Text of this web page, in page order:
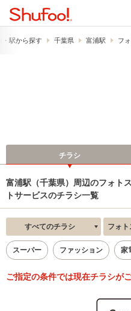
・駅から探す 千葉県 富浦駅 フ
チラシ
富浦駅（千葉県）周辺のフォト
トサービスのチラシ一覧
すべてのチラシ フォトス
スーパー ファッション 家
ご指定の条件では現在チラシが